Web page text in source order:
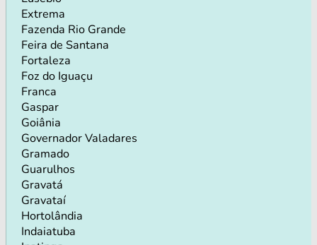
Extrema
Fazenda Rio Grande
Feira de Santana
Fortaleza
Foz do Iguaçu
Franca
Gaspar
Goiânia
Governador Valadares
Gramado
Guarulhos
Gravatá
Gravataí
Hortolândia
Indaiatuba